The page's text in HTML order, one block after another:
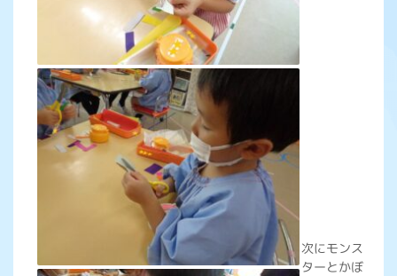
次にモンス
ターとかぼ